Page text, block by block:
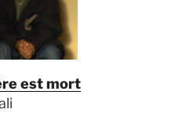
est mort